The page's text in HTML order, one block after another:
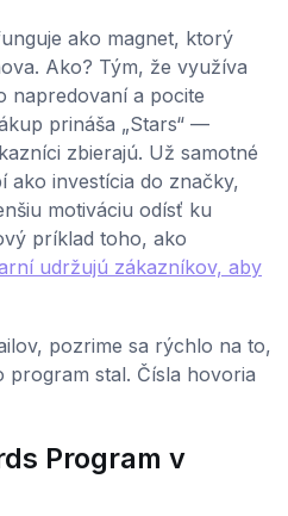
ako magnet, ktorý
Ako? Tým, že využíva
napredovaní a pocite
prináša „Stars“ —
zbierajú. Už samotné
ako investícia do značky,
motiváciu odísť ku
príklad toho, ako
udržujú zákazníkov, aby
pozrime sa rýchlo na to,
stal. Čísla hovoria
Program v